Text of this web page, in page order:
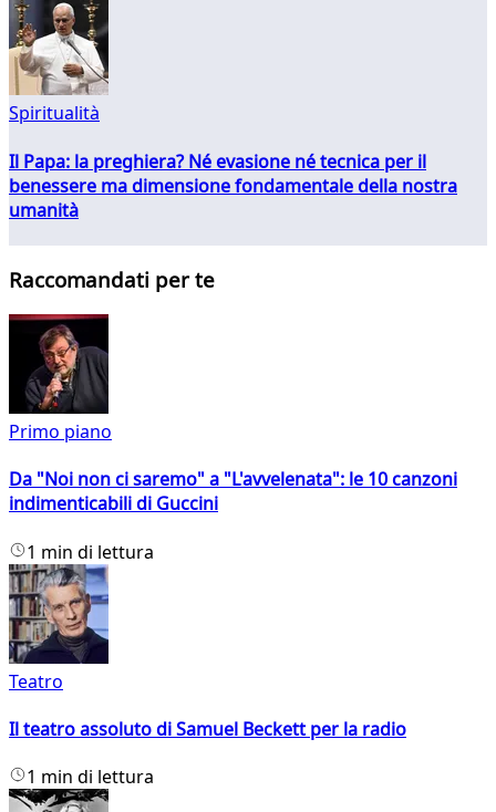
Spiritualità
Il Papa: la preghiera? Né evasione né tecnica per il
benessere ma dimensione fondamentale della nostra
umanità
Raccomandati per te
Primo piano
Da "Noi non ci saremo" a "L'avvelenata": le 10 canzoni
indimenticabili di Guccini
1 min di lettura
Teatro
Il teatro assoluto di Samuel Beckett per la radio
1 min di lettura